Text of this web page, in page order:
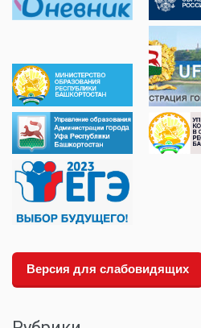
Версия для слабовидящих